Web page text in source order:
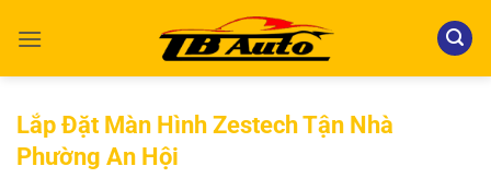
qua
Lắp Đặt Màn Hình Zestech Tận Nhà
Phường An Hội